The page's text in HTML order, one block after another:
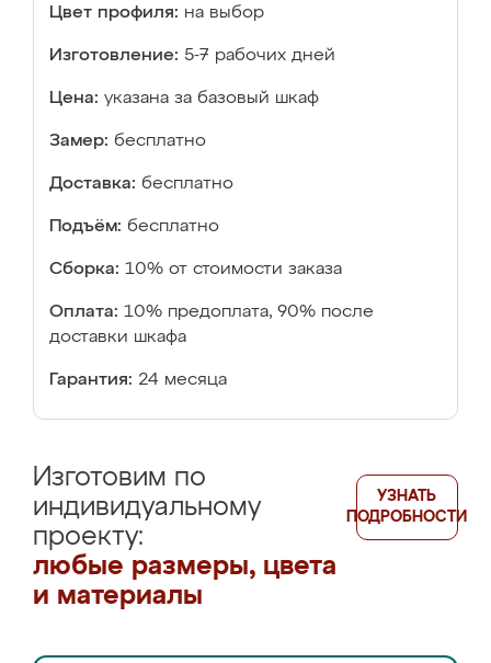
Цвет профиля: на выбор
Изготовление: 5-7 рабочих дней
Цена: указана за базовый шкаф
Замер: бесплатно
Доставка: бесплатно
Подъём: бесплатно
Сборка: 10% от стоимости заказа
Оплата: 10% предоплата, 90% после
доставки шкафа
Гарантия: 24 месяца
Изготовим по
индивидуальному
проекту:
любые размеры, цвета
и материалы
УЗНАТЬ
ПОДРОБНОСТИ